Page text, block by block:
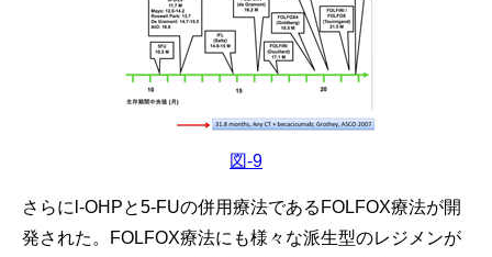
図-9
さらにl-OHPと5-FUの併用療法であるFOLFOX療法が開
発された。FOLFOX療法にも様々な派生型のレジメンが